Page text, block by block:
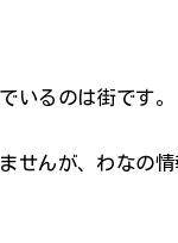
いるのは街です。
せんが、わなの